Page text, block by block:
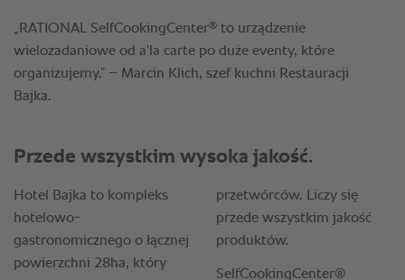
„RATIONAL SelfCookingCenter® to urządzenie
wielozadaniowe od a’la carte po duże eventy, które
organizujemy.” – Marcin Klich, szef kuchni Restauracji
Bajka.